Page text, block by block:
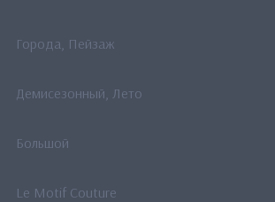
Города, Пейзаж
Демисезонный, Лето
Большой
Le Motif Couture